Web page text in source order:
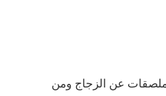
عن الزجاج ومن